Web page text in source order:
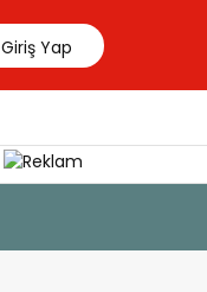
Giriş Yap